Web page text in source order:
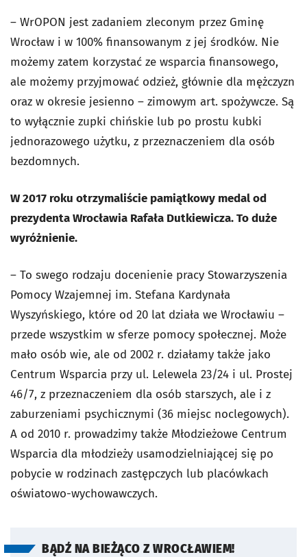
– WrOPON jest zadaniem zleconym przez Gminę
Wrocław i w 100% finansowanym z jej środków. Nie
możemy zatem korzystać ze wsparcia finansowego,
ale możemy przyjmować odzież, głównie dla mężczyzn
oraz w okresie jesienno – zimowym art. spożywcze. Są
to wyłącznie zupki chińskie lub po prostu kubki
jednorazowego użytku, z przeznaczeniem dla osób
bezdomnych.
W 2017 roku otrzymaliście pamiątkowy medal od
prezydenta Wrocławia Rafała Dutkiewicza. To duże
wyróżnienie.
– To swego rodzaju docenienie pracy Stowarzyszenia
Pomocy Wzajemnej im. Stefana Kardynała
Wyszyńskiego, które od 20 lat działa we Wrocławiu –
przede wszystkim w sferze pomocy społecznej. Może
mało osób wie, ale od 2002 r. działamy także jako
Centrum Wsparcia przy ul. Lelewela 23/24 i ul. Prostej
46/7, z przeznaczeniem dla osób starszych, ale i z
zaburzeniami psychicznymi (36 miejsc noclegowych).
A od 2010 r. prowadzimy także Młodzieżowe Centrum
Wsparcia dla młodzieży usamodzielniającej się po
pobycie w rodzinach zastępczych lub placówkach
oświatowo-wychowawczych.
BĄDŹ NA BIEŻĄCO Z WROCŁAWIEM!